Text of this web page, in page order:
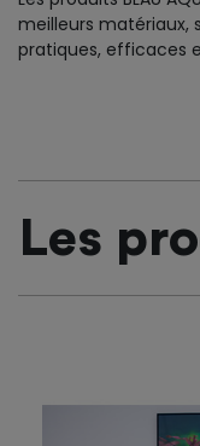
meilleurs matériaux,
pratiques, efficaces
Les